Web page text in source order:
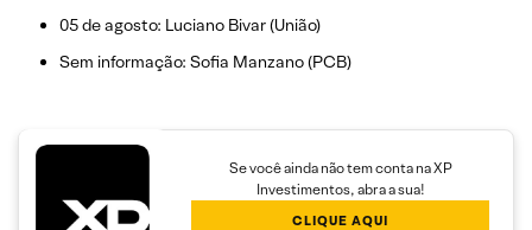
05 de agosto: Luciano Bivar (União)
Sem informação: Sofia Manzano (PCB)
Se você ainda não tem conta na XP
Investimentos, abra a sua!
CLIQUE AQUI